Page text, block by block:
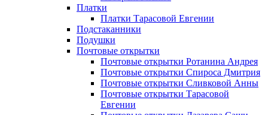
Платки
Платки Тарасовой Евгении
Подстаканники
Подушки
Почтовые открытки
Почтовые открытки Ротанина Андрея
Почтовые открытки Спироса Дмитрия
Почтовые открытки Сливковой Анны
Почтовые открытки Тарасовой
Евгении